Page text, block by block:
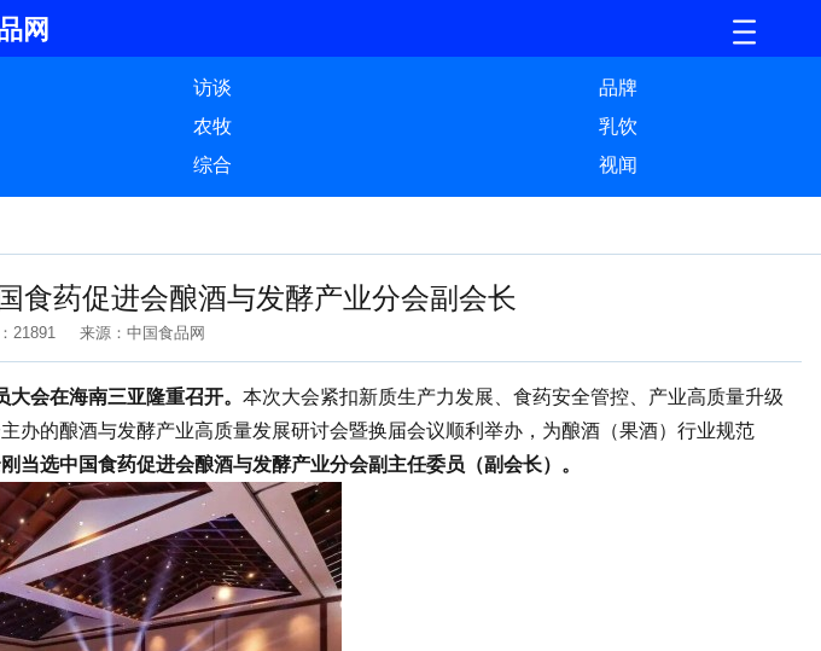
网
访谈
品牌
农牧
乳饮
综合 视闻
食药促进会酿酒与发酵产业分会副会长
21891 来源：中国食品网
会在海南三亚隆重召开。 本次大会紧扣新质生产力发展、食药安全管控、产业高质量升级
的酿酒与发酵产业高质量发展研讨会暨换届会议顺利举办，为酿酒（果酒）行业规范
当选中国食药促进会酿酒与发酵产业分会副主任委员（副会长）。